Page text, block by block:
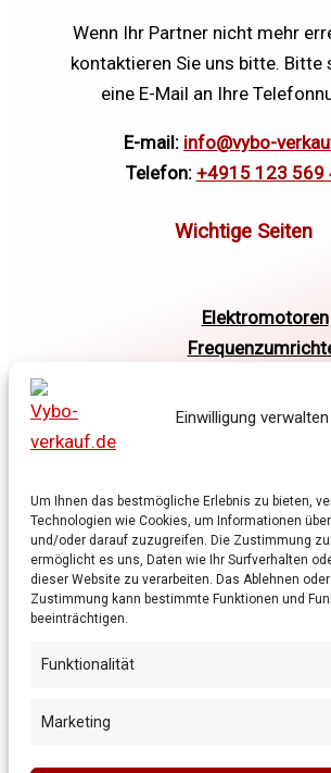
Einwilligung verwalten
Um Ihnen das bestmögliche Erlebnis zu bieten,
Technologien wie Cookies, um Informationen
und/oder darauf zuzugreifen. Die Zustimmung
ermöglicht es uns, Daten wie Ihr Surfverhalten
dieser Website zu verarbeiten. Das Ablehnen
Zustimmung kann bestimmte Funktionen und
beeinträchtigen.
Funktionalität
Marketing
Wenn Ihr Partner nicht mehr
kontaktieren Sie uns bitte. Bitte
eine E-Mail an Ihre
E-mail: info@vybo-
Telefon: +4915 123 569
Elektromotoren
Cookie-Richtlinie